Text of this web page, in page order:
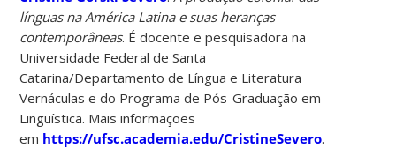
línguas na América Latina e suas heranças
contemporâneas. É docente e pesquisadora na
Universidade Federal de Santa
Catarina/Departamento de Língua e Literatura
Vernáculas e do Programa de Pós-Graduação em
Linguística. Mais informações
em https://ufsc.academia.edu/CristineSevero.